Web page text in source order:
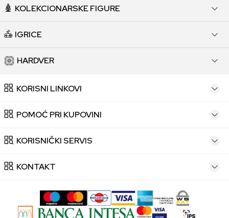
KOLEKCIONARSKE FIGURE
IGRICE
HARDVER
KORISNI LINKOVI
POMOĆ PRI KUPOVINI
KORISNIČKI SERVIS
KONTAKT